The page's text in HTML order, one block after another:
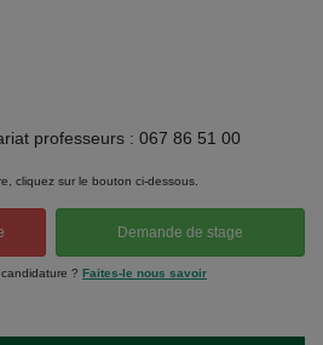
professeurs : 067 86 51 00
cliquez sur le bouton ci-dessous.
Demande de stage
? Faites-le nous savoir